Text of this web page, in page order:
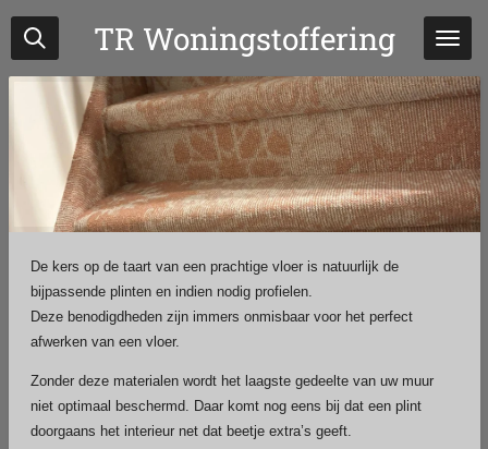
Ga
direct
naar
hoofdinhoud
TR Woningstoffering
De kers op de taart van een prachtige vloer is natuurlijk de
bijpassende plinten en indien nodig profielen.
Deze benodigdheden zijn immers onmisbaar voor het perfect
afwerken van een vloer.
Zonder deze materialen wordt het laagste gedeelte van uw muur
niet optimaal beschermd. Daar komt nog eens bij dat een plint
doorgaans het interieur net dat beetje extra’s geeft.